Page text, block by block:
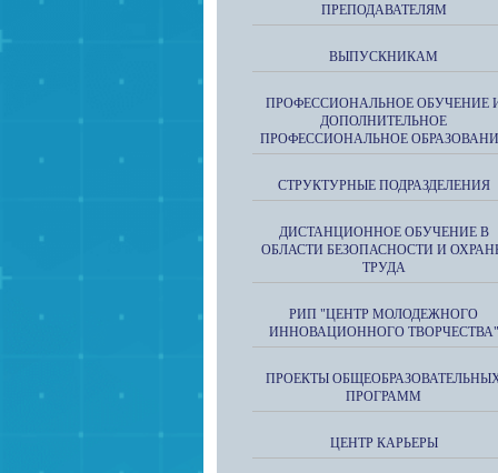
ПРЕПОДАВАТЕЛЯМ
ВЫПУСКНИКАМ
ПРОФЕССИОНАЛЬНОЕ ОБУЧЕНИЕ
ДОПОЛНИТЕЛЬНОЕ
ПРОФЕССИОНАЛЬНОЕ
СТРУКТУРНЫЕ ПОДРАЗДЕЛЕНИЯ
ДИСТАНЦИОННОЕ ОБУЧЕНИЕ В
ОБЛАСТИ БЕЗОПАСНОСТИ И
ТРУДА
РИП "ЦЕНТР МОЛОДЕЖНОГО
ИННОВАЦИОННОГО ТВОРЧЕСТВА"
ПРОЕКТЫ
ПРОГРАММ
ЦЕНТР КАРЬЕРЫ